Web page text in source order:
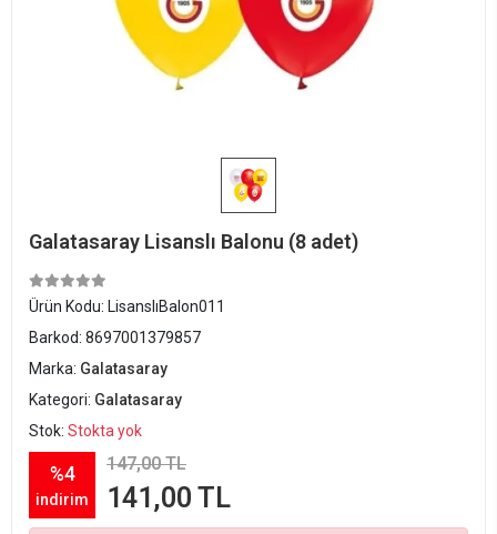
Galatasaray Lisanslı Balonu (8 adet)
Ürün Kodu: LisanslıBalon011
Barkod: 8697001379857
Marka: Galatasaray
Kategori: Galatasaray
Stok: Stokta yok
%4
indirim
147,00 TL
141,00 TL